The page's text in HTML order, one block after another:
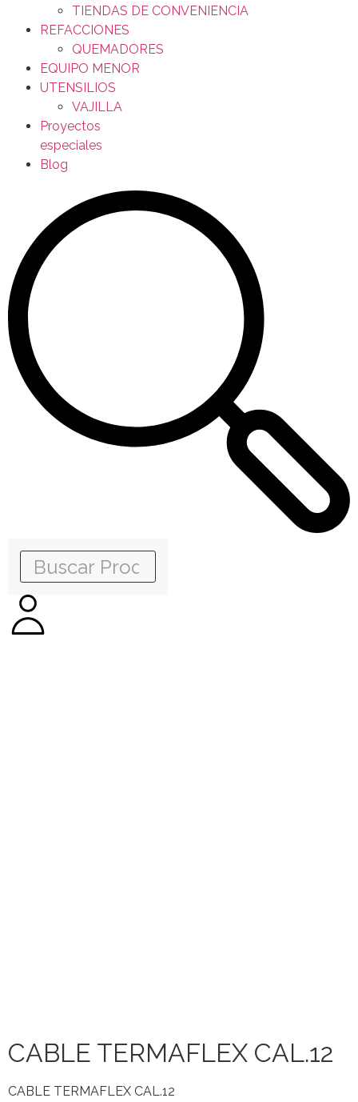
TIENDAS DE CONVENIENCIA
REFACCIONES
QUEMADORES
EQUIPO MENOR
UTENSILIOS
VAJILLA
Proyectos
especiales
Blog
CABLE TERMAFLEX CAL.12
CABLE TERMAFLEX CAL.12